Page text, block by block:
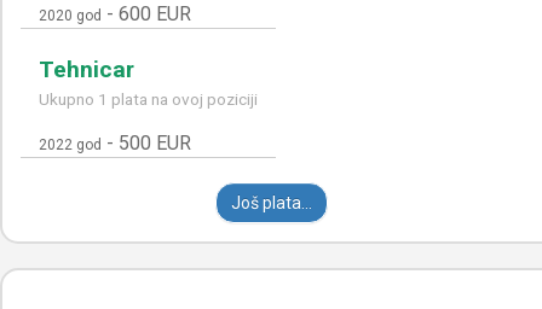
2020 god - 600 EUR
Tehnicar
Ukupno 1 plata na ovoj poziciji
2022 god - 500 EUR
Još plata...